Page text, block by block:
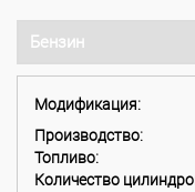
Бензин
Модификация:
Производство:
Топливо:
Количество